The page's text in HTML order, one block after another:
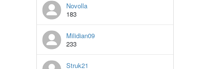
Novolla
183
Milidian09
233
Struk21